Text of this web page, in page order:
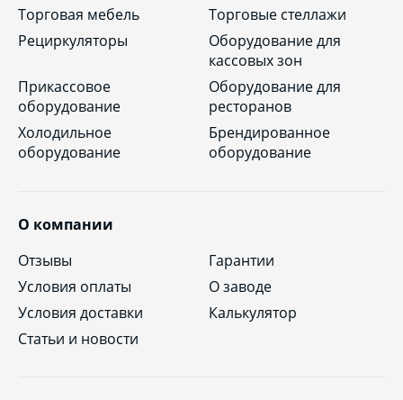
Торговая мебель
Торговые стеллажи
Рециркуляторы
Оборудование для
кассовых зон
Прикассовое
оборудование
Оборудование для
ресторанов
Холодильное
оборудование
Брендированное
оборудование
О компании
Отзывы
Гарантии
Условия оплаты
О заводе
Условия доставки
Калькулятор
Статьи и новости